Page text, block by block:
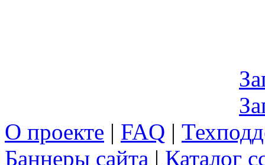
О проекте | FAQ |
Баннеры сайта | Каталог